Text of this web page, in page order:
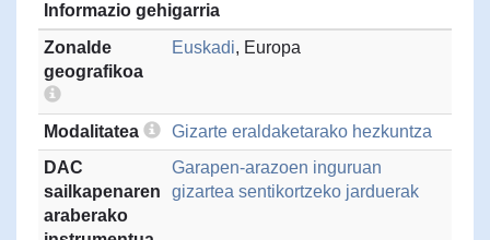
Informazio gehigarria
Zonalde
geografikoa
Euskadi, Europa
Modalitatea
Gizarte eraldaketarako hezkuntza
DAC
sailkapenaren
araberako
Garapen-arazoen inguruan
gizartea sentikortzeko jarduerak